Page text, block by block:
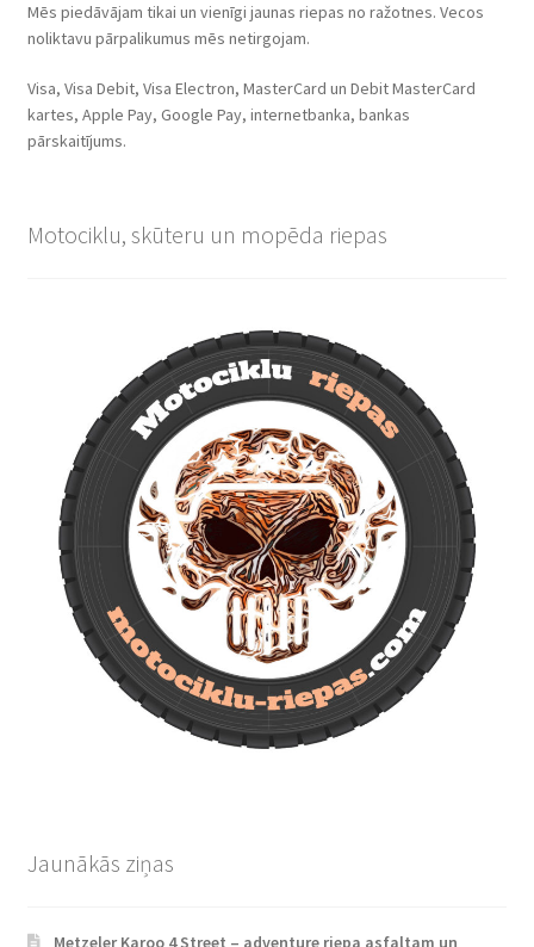
Mēs piedāvājam tikai un vienīgi jaunas riepas no ražotnes. Vecos
noliktavu pārpalikumus mēs netirgojam.
Visa, Visa Debit, Visa Electron, MasterCard un Debit MasterCard
kartes, Apple Pay, Google Pay, internetbanka, bankas
pārskaitījums.
Motociklu, skūteru un mopēda riepas
Jaunākās ziņas
Metzeler Karoo 4 Street – adventure riepa asfaltam un